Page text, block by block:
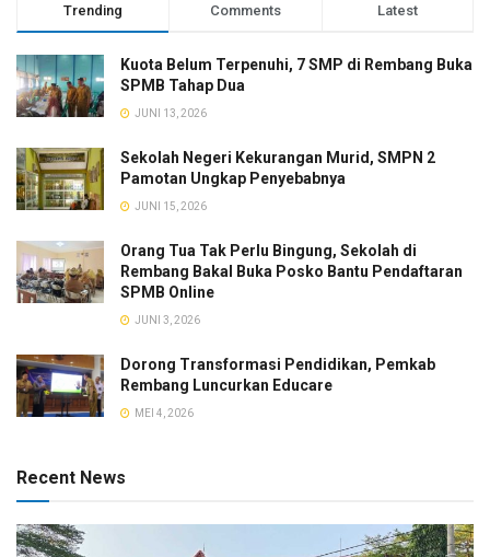
Trending Comments Latest
Kuota Belum Terpenuhi, 7 SMP di Rembang Buka
SPMB Tahap Dua
JUNI 13, 2026
Sekolah Negeri Kekurangan Murid, SMPN 2
Pamotan Ungkap Penyebabnya
JUNI 15, 2026
Orang Tua Tak Perlu Bingung, Sekolah di
Rembang Bakal Buka Posko Bantu Pendaftaran
SPMB Online
JUNI 3, 2026
Dorong Transformasi Pendidikan, Pemkab
Rembang Luncurkan Educare
MEI 4, 2026
Recent News